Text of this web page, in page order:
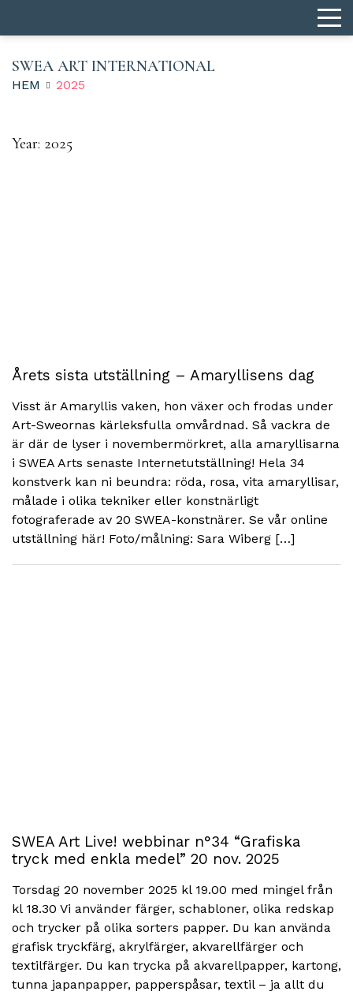
SWEA ART INTERNATIONAL
HEM 2025
Year: 2025
Årets sista utställning – Amaryllisens dag
Visst är Amaryllis vaken, hon växer och frodas under
Art-Sweornas kärleksfulla omvårdnad. Så vackra de
är där de lyser i novembermörkret, alla amaryllisarna
i SWEA Arts senaste Internetutställning! Hela 34
konstverk kan ni beundra: röda, rosa, vita amaryllisar,
målade i olika tekniker eller konstnärligt
fotograferade av 20 SWEA-konstnärer. Se vår online
utställning här! Foto/målning: Sara Wiberg […]
SWEA Art Live! webbinar n°34 “Grafiska
tryck med enkla medel” 20 nov. 2025
Torsdag 20 november 2025 kl 19.00 med mingel från
kl 18.30 Vi använder färger, schabloner, olika redskap
och trycker på olika sorters papper. Du kan använda
grafisk tryckfärg, akrylfärger, akvarellfärger och
textilfärger. Du kan trycka på akvarellpapper, kartong,
tunna japanpapper, papperspåsar, textil – ja allt du